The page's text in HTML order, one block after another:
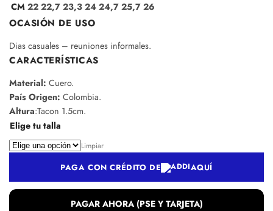
CM 22 22,7 23,3 24 24,7 25,7 26
OCASIÓN DE USO
Dias casuales – reuniones informales.
CARACTERÍSTICAS
Material: Cuero.
País Origen: Colombia.
Altura:Tacon 1.5cm.
Elige tu talla
Limpiar
PAGAR AHORA (PSE Y TARJETA)
PAGA CON CRÉDITO DE AQUÍ